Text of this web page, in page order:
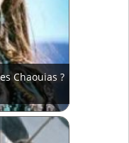
Chaouias ?